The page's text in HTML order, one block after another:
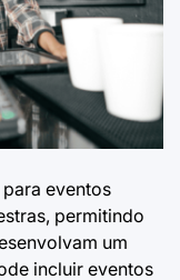
eventos
permitindo
um
incluir eventos